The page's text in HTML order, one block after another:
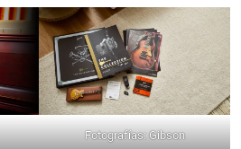
Fotografías: Gibson